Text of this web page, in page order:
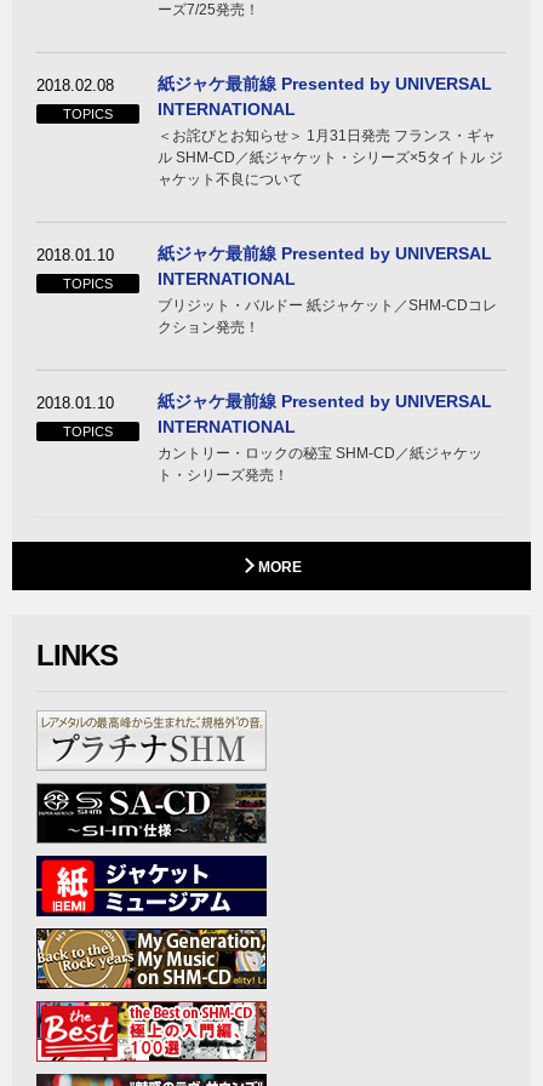
ーズ7/25発売！
2018.02.08
TOPICS
紙ジャケ最前線 Presented by UNIVERSAL
INTERNATIONAL
＜お詫びとお知らせ＞ 1月31日発売 フランス・ギャ
ル SHM-CD／紙ジャケット・シリーズ×5タイトル ジ
ャケット不良について
2018.01.10
TOPICS
紙ジャケ最前線 Presented by UNIVERSAL
INTERNATIONAL
ブリジット・バルドー 紙ジャケット／SHM-CDコレ
クション発売！
2018.01.10
TOPICS
紙ジャケ最前線 Presented by UNIVERSAL
INTERNATIONAL
カントリー・ロックの秘宝 SHM-CD／紙ジャケッ
ト・シリーズ発売！
MORE
LINKS